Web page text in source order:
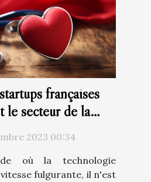
françaises
le secteur de la
2023 00:34
où la technologie
fulgurante, il n'est